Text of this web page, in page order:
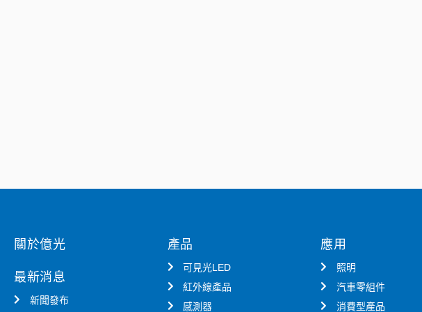
關於億光
最新消息
新聞發布
產品
可見光LED
紅外線產品
感測器
應用
照明
汽車零組件
消費型產品